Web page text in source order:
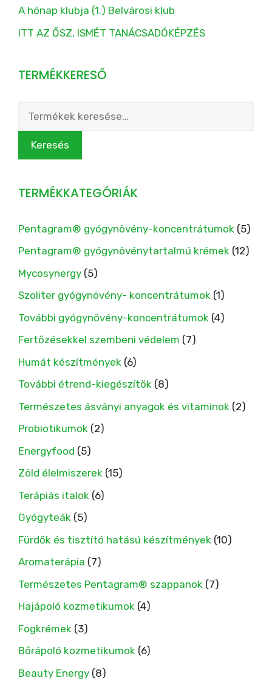
A hónap klubja (1.) Belvárosi klub
ITT AZ ŐSZ, ISMÉT TANÁCSADÓKÉPZÉS
TERMÉKKERESŐ
Keresés
következőre:
Keresés
TERMÉKKATEGÓRIÁK
Pentagram® gyógynövény-koncentrátumok (5)
Pentagram® gyógynövénytartalmú krémek (12)
Mycosynergy (5)
Szoliter gyógynövény- koncentrátumok (1)
További gyógynövény-koncentrátumok (4)
Fertőzésekkel szembeni védelem (7)
Humát készítmények (6)
További étrend-kiegészítők (8)
Természetes ásványi anyagok és vitaminok (2)
Probiotikumok (2)
Energyfood (5)
Zöld élelmiszerek (15)
Terápiás italok (6)
Gyógyteák (5)
Fürdők és tisztító hatású készítmények (10)
Aromaterápia (7)
Természetes Pentagram® szappanok (7)
Hajápoló kozmetikumok (4)
Fogkrémek (3)
Bőrápoló kozmetikumok (6)
Beauty Energy (8)